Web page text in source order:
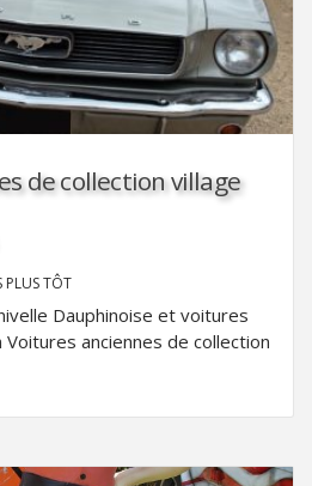
de collection village
PLUS TÔT
Dauphinoise et voitures
anciennes de collection